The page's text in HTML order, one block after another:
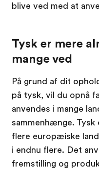
blive ved med at
Tysk er mere
mange ved
På grund af dit
på tysk, vil du opnå
anvendes i mange
sammenhænge.
flere europæiske
i endnu flere. Det
fremstilling og